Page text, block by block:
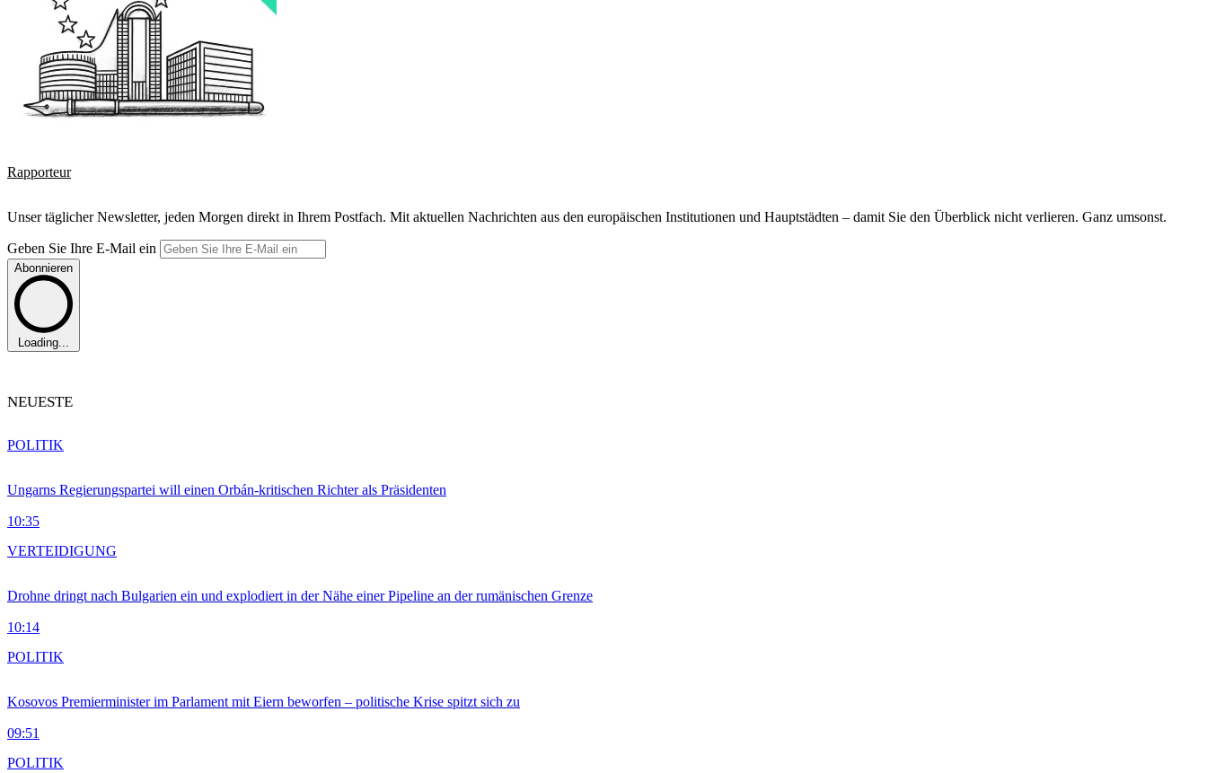
Rapporteur
Unser täglicher Newsletter, jeden Morgen direkt in Ihrem Postfach. Mit aktuellen Nachrichten aus den europäischen Institutionen und Hauptstädten – damit Sie den Überblick nicht verlieren. Ganz umsonst.
Geben Sie Ihre E-Mail ein
Abonnieren
Loading...
NEUESTE
Ungarns Regierungspartei will einen Orbán-kritischen Richter als Präsidenten
10:35
POLITIK
Drohne dringt nach Bulgarien ein und explodiert in der Nähe einer Pipeline an der rumänischen Grenze
10:14
VERTEIDIGUNG
Kosovos Premierminister im Parlament mit Eiern beworfen – politische Krise spitzt sich zu
09:51
POLITIK
POLITIK